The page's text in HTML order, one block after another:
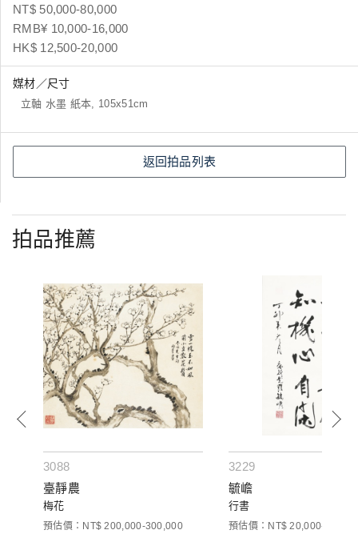
NT$ 50,000-80,000
RMB¥ 10,000-16,000
HK$ 12,500-20,000
媒材／尺寸
立軸 水墨 紙本, 105x51cm
返回拍品列表
拍品推薦
3088
臺靜農
梅花
預估價：NT$ 200,000-300,000
3229
毓嶦
行書
預估價：NT$ 20,000-30,000